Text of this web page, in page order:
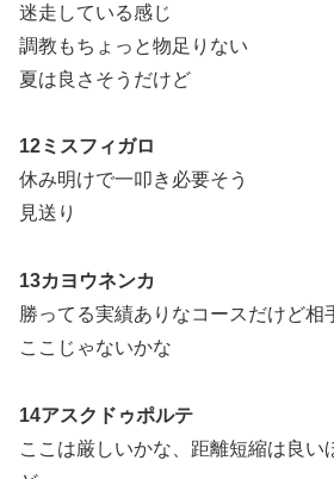
迷走している感じ
調教もちょっと物足りない
夏は良さそうだけど
12ミスフィガロ
休み明けで一叩き必要そう
見送り
13カヨウネンカ
勝ってる実績ありなコースだけど相
ここじゃないかな
14アスクドゥポルテ
ここは厳しいかな、距離短縮は良い